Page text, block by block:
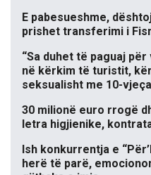
E pabesueshme,
prishet transferimi i
“Sa duhet të paguaj
në kërkim të turistit,
seksualisht me 10-
30 milionë euro rrogë
letra higjienike,
Ish konkurrentja e
herë të parë,